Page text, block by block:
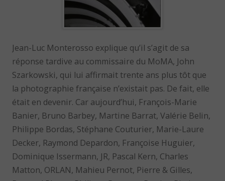
Jean-Luc Monterosso explique qu’il s’agit de sa
réponse tardive au commissaire du MoMA, John
Szarkowski, qui lui affirmait trente ans plus tôt que
la photographie française n’existait pas. De fait, elle
était en devenir. Car aujourd’hui, François-Marie
Banier, Bruno Barbey, Martine Barrat, Valérie Belin,
Philippe Bordas, Stéphane Couturier, Marie-Laure
Decker, Raymond Depardon, Françoise Huguier,
Dominique Issermann, JR, Pascal Kern, Charles
Matton, ORLAN, Mahieu Pernot, Pierre & Gilles,